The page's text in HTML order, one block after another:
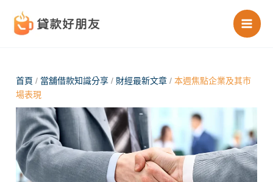
首頁 / 當舖借款知識分享 / 財經最新文章 /本週焦點企業及其市
場表現